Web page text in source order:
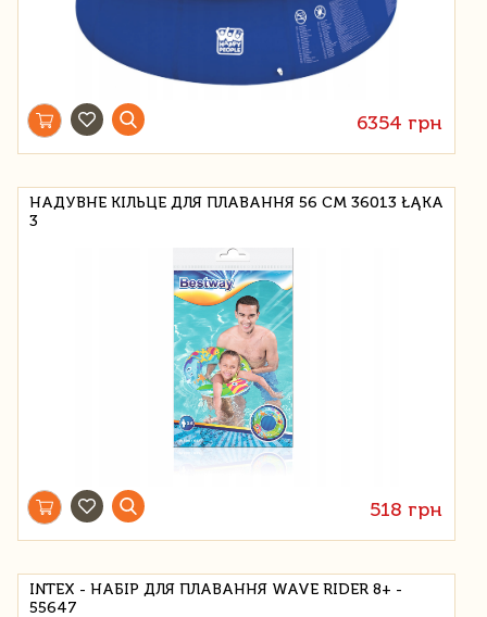
6354 грн
НАДУВНЕ КІЛЬЦЕ ДЛЯ ПЛАВАННЯ 56 СМ 36013 ŁĄKA
3
518 грн
INTEX - НАБІР ДЛЯ ПЛАВАННЯ WAVE RIDER 8+ -
55647